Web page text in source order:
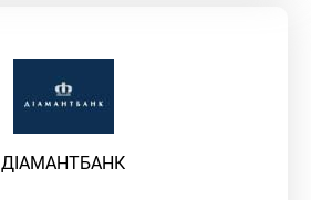
ДІАМАНТБАНК